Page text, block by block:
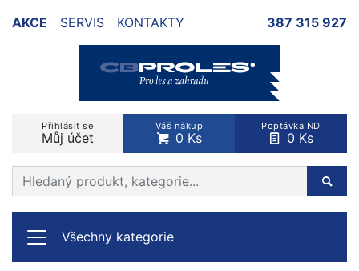
AKCE SERVIS KONTAKTY 387 315 927
Přihlásit se
Můj účet
Váš nákup
0 Ks
Poptávka ND
0 Ks
Prohledat web
Všechny kategorie